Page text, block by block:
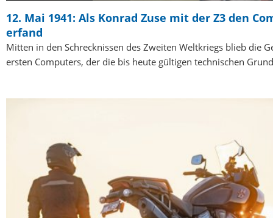
12. Mai 1941: Als Konrad Zuse mit der Z3 den
erfand
Mitten in den Schrecknissen des Zweiten Weltkriegs blieb die
ersten Computers, der die bis heute gültigen technischen